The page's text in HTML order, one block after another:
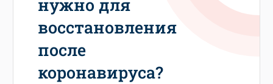
нужно для
восстановления
после
коронавируса?